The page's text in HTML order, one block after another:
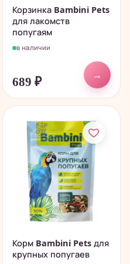
Корзинка Bambini Pets
для лакомств
попугаям
в наличии
689 ₽
→
Корм Bambini Pets для
крупных попугаев